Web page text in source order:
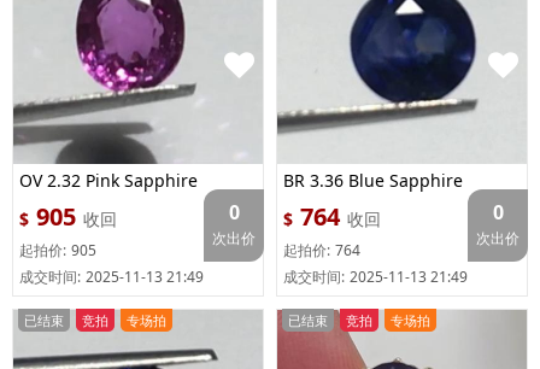
OV 2.32 Pink Sapphire
$ 905 收回
起拍价: 905
成交时间: 2025-11-13 21:49
0
次出价
BR 3.36 Blue Sapphire
$ 764 收回
起拍价: 764
成交时间: 2025-11-13 21:49
0
次出价
已结束 竞拍 专场拍 已结束 竞拍 专场拍